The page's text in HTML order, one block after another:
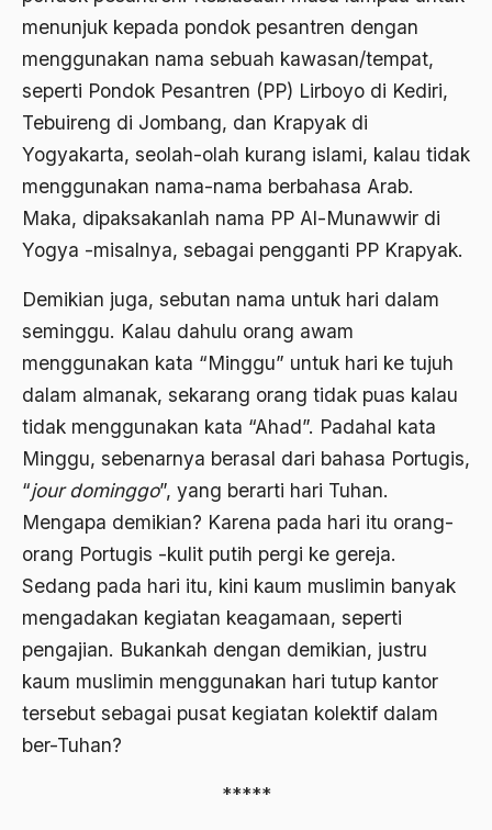
menunjuk kepada pondok pesantren dengan
menggunakan nama sebuah kawasan/tempat,
seperti Pondok Pesantren (PP) Lirboyo di Kediri,
Tebuireng di Jombang, dan Krapyak di
Yogyakarta, seolah-olah kurang islami, kalau tidak
menggunakan nama-nama berbahasa Arab.
Maka, dipaksakanlah nama PP Al-Munawwir di
Yogya -misalnya, sebagai pengganti PP Krapyak.
Demikian juga, sebutan nama untuk hari dalam
seminggu. Kalau dahulu orang awam
menggunakan kata “Minggu” untuk hari ke tujuh
dalam almanak, sekarang orang tidak puas kalau
tidak menggunakan kata “Ahad”. Padahal kata
Minggu, sebenarnya berasal dari bahasa Portugis,
“jour dominggo”, yang berarti hari Tuhan.
Mengapa demikian? Karena pada hari itu orang-
orang Portugis -kulit putih pergi ke gereja.
Sedang pada hari itu, kini kaum muslimin banyak
mengadakan kegiatan keagamaan, seperti
pengajian. Bukankah dengan demikian, justru
kaum muslimin menggunakan hari tutup kantor
tersebut sebagai pusat kegiatan kolektif dalam
ber-Tuhan?
*****
Agum Gumelar
Ahimsa
Ahli
Ahli Ilmu Agama
Ahli waris
ahlul sunnah wal jamaah
Ahlussunnah
Ahlussunnah Wal jamaah
Ahmad Benbella
Ahmad Daudy
Ahmad Hasan Rurbi
Ahmad Khomeini
Ahmad Syafi’i Ma’arif
Ahmad Tirtisudiro
ahmad wahib